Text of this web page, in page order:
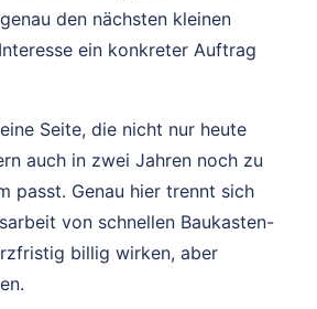
den nächsten kleinen
ein konkreter Auftrag
Seite, die nicht nur heute
auch in zwei Jahren noch zu
passt. Genau hier trennt sich
von schnellen Baukasten-
billig wirken, aber